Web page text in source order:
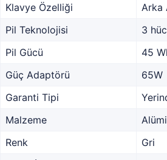
Klavye Özelliği
Arka
Pil Teknolojisi
3
Pil Gücü
45
Güç Adaptörü
65W
Garanti Tipi
Malzeme
Renk
Gri